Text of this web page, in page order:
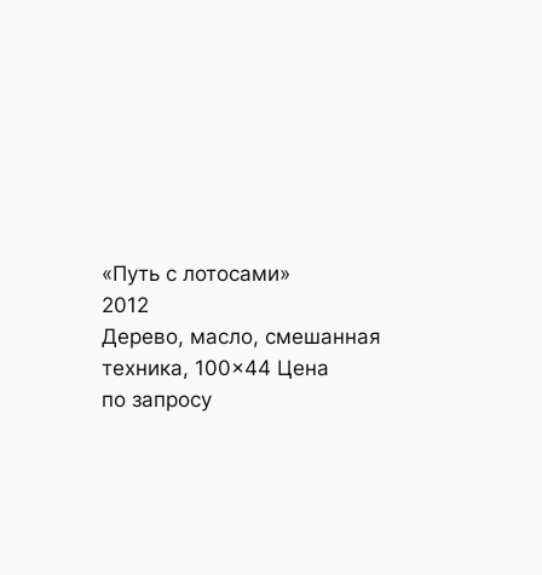
«Путь с лотосами»
2012
Дерево, масло, смешанная
техника, 100×44 Цена
по запросу